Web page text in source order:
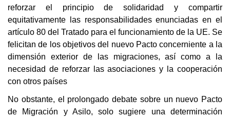
reforzar el principio de solidaridad y compartir
equitativamente las responsabilidades enunciadas en el
artículo 80 del Tratado para el funcionamiento de la UE. Se
felicitan de los objetivos del nuevo Pacto concerniente a la
dimensión exterior de las migraciones, así como a la
necesidad de reforzar las asociaciones y la cooperación
con otros países
No obstante, el prolongado debate sobre un nuevo Pacto
de Migración y Asilo, solo sugiere una determinación